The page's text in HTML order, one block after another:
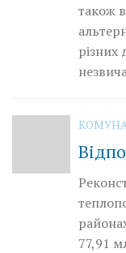
також
різних
77,91